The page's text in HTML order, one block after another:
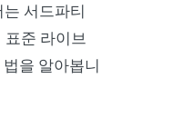
서드파티
준 라이브
을 알아봅니